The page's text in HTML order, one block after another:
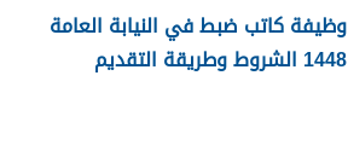
وظيفة كاتب ضبط في النيابة العامة
1448 الشروط وطريقة التقديم